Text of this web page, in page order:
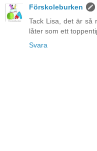
Förskoleburken
Tack Lisa, det är så
låter som ett
Svara